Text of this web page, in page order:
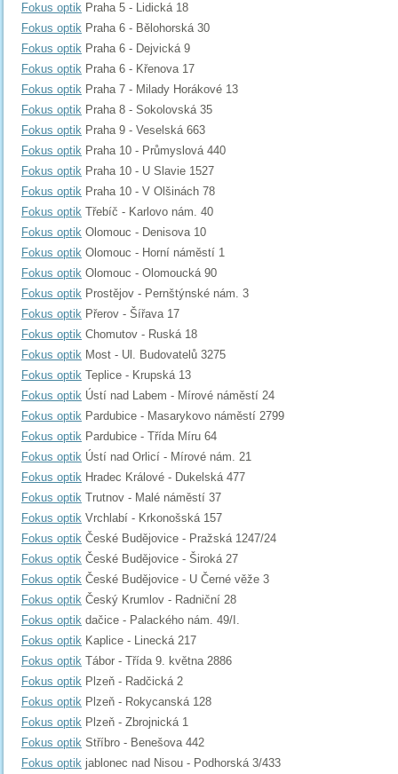
Fokus optik Praha 5 - Lidická 18
Fokus optik Praha 6 - Bělohorská 30
Fokus optik Praha 6 - Dejvická 9
Fokus optik Praha 6 - Křenova 17
Fokus optik Praha 7 - Milady Horákové 13
Fokus optik Praha 8 - Sokolovská 35
Fokus optik Praha 9 - Veselská 663
Fokus optik Praha 10 - Průmyslová 440
Fokus optik Praha 10 - U Slavie 1527
Fokus optik Praha 10 - V Olšinách 78
Fokus optik Třebíč - Karlovo nám. 40
Fokus optik Olomouc - Denisova 10
Fokus optik Olomouc - Horní náměstí 1
Fokus optik Olomouc - Olomoucká 90
Fokus optik Prostějov - Pernštýnské nám. 3
Fokus optik Přerov - Šířava 17
Fokus optik Chomutov - Ruská 18
Fokus optik Most - Ul. Budovatelů 3275
Fokus optik Teplice - Krupská 13
Fokus optik Ústí nad Labem - Mírové náměstí 24
Fokus optik Pardubice - Masarykovo náměstí 2799
Fokus optik Pardubice - Třída Míru 64
Fokus optik Ústí nad Orlicí - Mírové nám. 21
Fokus optik Hradec Králové - Dukelská 477
Fokus optik Trutnov - Malé náměstí 37
Fokus optik Vrchlabí - Krkonošská 157
Fokus optik České Budějovice - Pražská 1247/24
Fokus optik České Budějovice - Široká 27
Fokus optik České Budějovice - U Černé věže 3
Fokus optik Český Krumlov - Radniční 28
Fokus optik dačice - Palackého nám. 49/I.
Fokus optik Kaplice - Linecká 217
Fokus optik Tábor - Třída 9. května 2886
Fokus optik Plzeň - Radčická 2
Fokus optik Plzeň - Rokycanská 128
Fokus optik Plzeň - Zbrojnická 1
Fokus optik Stříbro - Benešova 442
Fokus optik jablonec nad Nisou - Podhorská 3/433